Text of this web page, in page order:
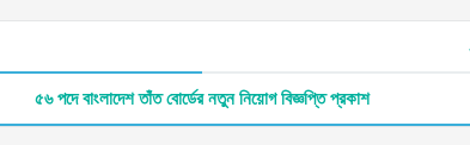
৫৬ পদে বাংলাদেশ তাঁত বোর্ডের নতুন নিয়োগ বিজ্ঞপ্তি প্রকাশ